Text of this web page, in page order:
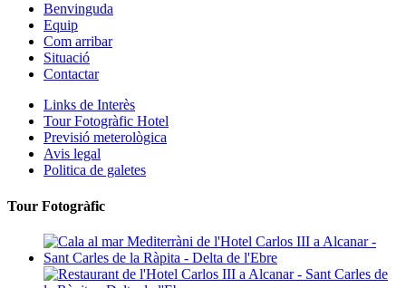
Benvinguda
Equip
Com arribar
Situació
Contactar
Links de Interès
Tour Fotogràfic Hotel
Previsió meterològica
Avis legal
Politica de galetes
Tour Fotogràfic